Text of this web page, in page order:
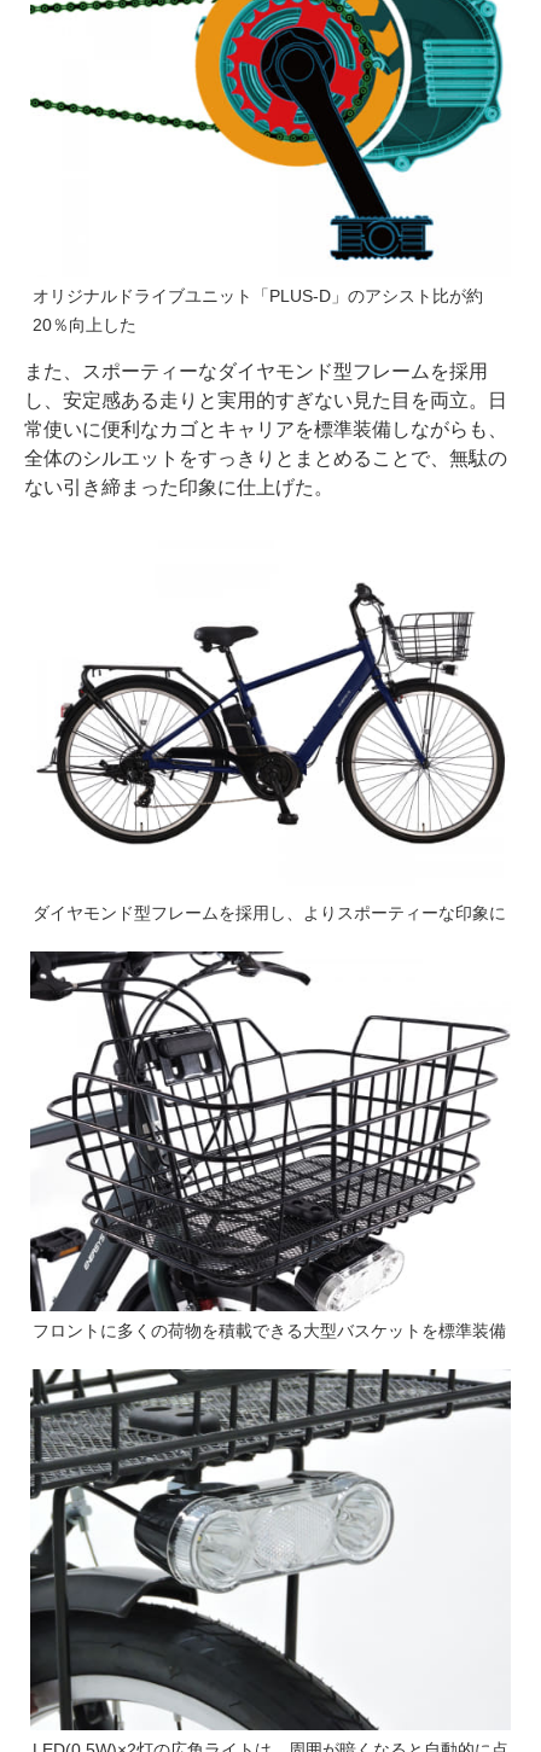
オリジナルドライブユニット「PLUS-D」のアシスト比が約
20％向上した
また、スポーティーなダイヤモンド型フレームを採用
し、安定感ある走りと実用的すぎない見た目を両立。日
常使いに便利なカゴとキャリアを標準装備しながらも、
全体のシルエットをすっきりとまとめることで、無駄の
ない引き締まった印象に仕上げた。
ダイヤモンド型フレームを採用し、よりスポーティーな印象に
フロントに多くの荷物を積載できる大型バスケットを標準装備